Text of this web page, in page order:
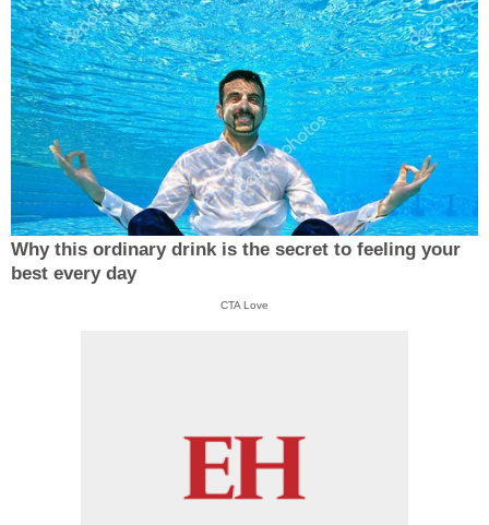
Why this ordinary drink is the secret to feeling your
best every day
CTA Love